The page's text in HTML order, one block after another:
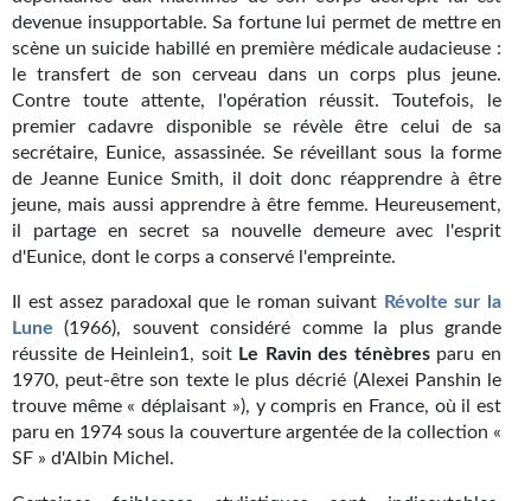
Pulps
Wotan
Étoiles vives
Yellow Submarine
NUMÉRIQUE
Une Heure-Lumière
Nouvelles
Bifrost
devenue insupportable. Sa fortune lui permet de mettre en
scène un suicide habillé en première médicale audacieuse :
le transfert de son cerveau dans un corps plus jeune.
Contre toute attente, l'opération réussit. Toutefois, le
premier cadavre disponible se révèle être celui de sa
secrétaire, Eunice, assassinée. Se réveillant sous la forme
de Jeanne Eunice Smith, il doit donc réapprendre à être
jeune, mais aussi apprendre à être femme. Heureusement,
il partage en secret sa nouvelle demeure avec l'esprit
d'Eunice, dont le corps a conservé l'empreinte.
Il est assez paradoxal que le roman suivant Révolte sur la
Lune (1966), souvent considéré comme la plus grande
réussite de Heinlein1, soit Le Ravin des ténèbresparu en
1970, peut-être son texte le plus décrié (Alexei Panshin le
trouve même « déplaisant »), y compris en France, où il est
paru en 1974 sous la couverture argentée de la collection «
SF » d'Albin Michel.